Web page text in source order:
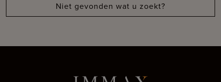
Niet gevonden wat u zoekt?